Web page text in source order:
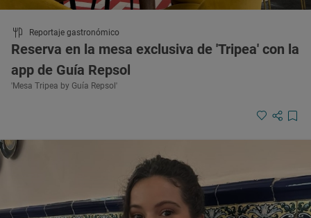
Reportaje gastronómico
Reserva en la mesa exclusiva de 'Tripea' con la
app de Guía Repsol
'Mesa Tripea by Guía Repsol'